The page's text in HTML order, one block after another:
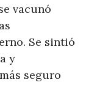
vacunó
Se sintió
y
seguro